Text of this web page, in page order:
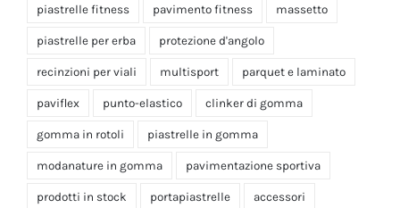
piastrelle fitness pavimento fitness massetto
piastrelle per erba protezione d'angolo
recinzioni per viali multisport parquet e laminato
paviflex punto-elastico clinker di gomma
gomma in rotoli piastrelle in gomma
modanature in gomma pavimentazione sportiva
prodotti in stock portapiastrelle accessori